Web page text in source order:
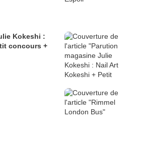
Kokeshi :
concours +